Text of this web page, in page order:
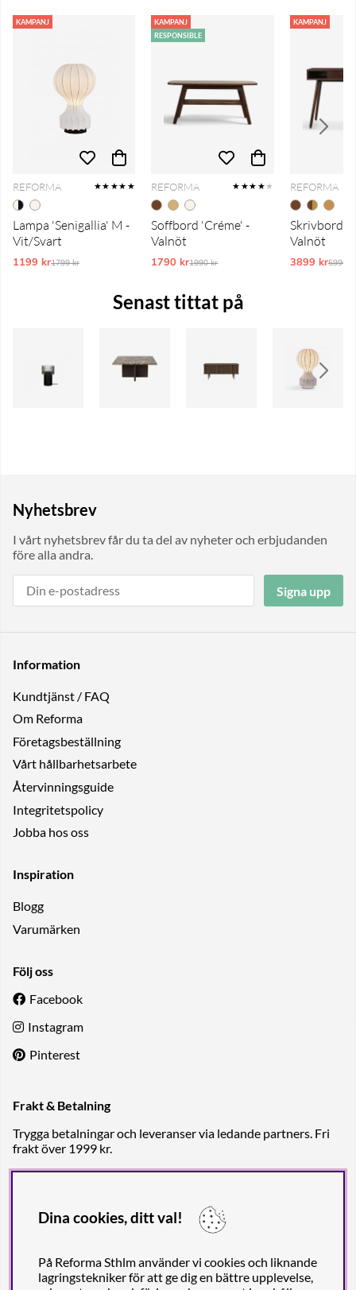
KAMPANJ
REFORMA ★★★★★
Lampa 'Senigallia' M -
Vit/Svart
1199 krOrdinarie pris:
1799 kr
KAMPANJ
RESPONSIBLE
REFORMA ★★★★★
Soffbord 'Créme' -
Valnöt
1790 krOrdinarie pris:
1990 kr
KAMPANJ
REFORMA
Skrivbord
Valnöt
3899 kr5990 kr
Senast tittat på
Nyhetsbrev
I vårt nyhetsbrev får du ta del av nyheter och erbjudanden
före alla andra.
Signa upp
Information
Kundtjänst / FAQ
Om Reforma
Företagsbeställning
Vårt hållbarhetsarbete
Återvinningsguide
Integritetspolicy
Jobba hos oss
Inspiration
Blogg
Varumärken
Följ oss
Facebook
Instagram
Pinterest
Frakt & Betalning
Trygga betalningar och leveranser via ledande partners. Fri
frakt över 1999 kr.
Dina cookies, ditt val!
På Reforma Sthlm använder vi cookies och liknande
lagringstekniker för att ge dig en bättre upplevelse,